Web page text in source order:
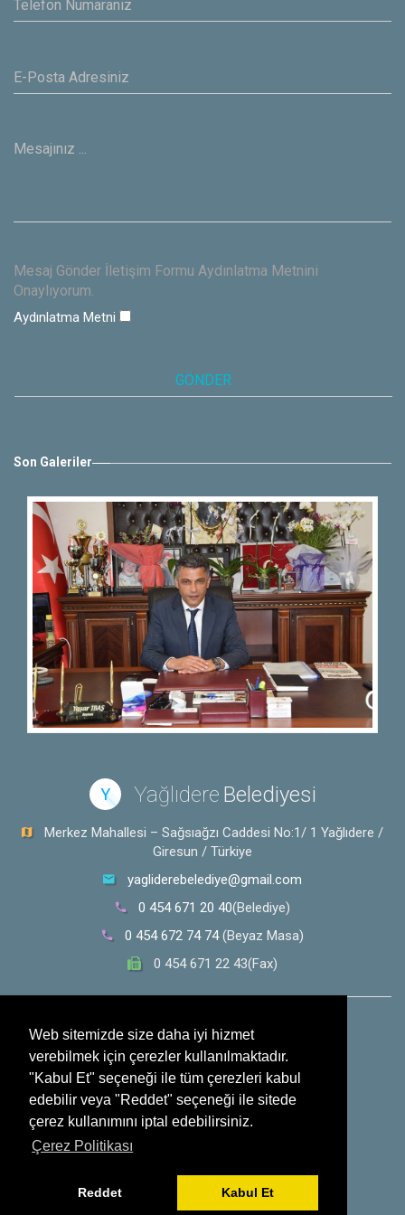
Web sitemizde size daha iyi hizmet
verebilmek için çerezler kullanılmaktadır.
"Kabul Et" seçeneği ile tüm çerezleri kabul
edebilir veya "Reddet" seçeneği ile sitede
çerez kullanımını iptal edebilirsiniz.
Çerez Politikası
Reddet Kabul Et
Mesaj Gönder İletişim Formu Aydınlatma Metnini
Onaylıyorum.
Aydınlatma Metni
Son Galeriler
Y Yağlıdere Belediyesi
Merkez Mahallesi – Sağsıağzı Caddesi No:1/ 1 Yağlıdere /
Giresun / Türkiye
yagliderebelediye@gmail.com
0 454 671 20 40(Belediye)
0 454 672 74 74(Beyaz Masa)
0 454 671 22 43(Fax)
0 532 353 30 28(Whatsapp İhbar Hattı)
Sosyal Medya